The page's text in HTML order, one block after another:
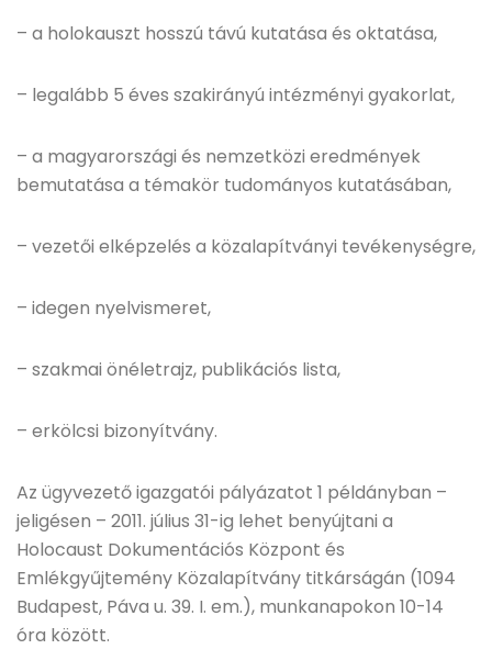
– a holokauszt hosszú távú kutatása és oktatása,
– legalább 5 éves szakirányú intézményi gyakorlat,
– a magyarországi és nemzetközi eredmények
bemutatása a témakör tudományos kutatásában,
– vezetői elképzelés a közalapítványi tevékenységre,
– idegen nyelvismeret,
– szakmai önéletrajz, publikációs lista,
– erkölcsi bizonyítvány.
Az ügyvezető igazgatói pályázatot 1 példányban –
jeligésen – 2011. július 31-ig lehet benyújtani a
Holocaust Dokumentációs Központ és
Emlékgyűjtemény Közalapítvány titkárságán (1094
Budapest, Páva u. 39. I. em.), munkanapokon 10-14
óra között.